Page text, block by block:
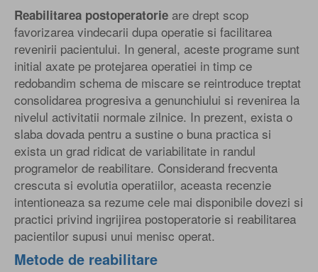
Reabilitarea postoperatorie are drept scop
favorizarea vindecarii dupa operatie si facilitarea
revenirii pacientului. In general, aceste programe sunt
initial axate pe protejarea operatiei in timp ce
redobandim schema de miscare se reintroduce treptat
consolidarea progresiva a genunchiului si revenirea la
nivelul activitatii normale zilnice. In prezent, exista o
slaba dovada pentru a sustine o buna practica si
exista un grad ridicat de variabilitate in randul
programelor de reabilitare. Considerand frecventa
crescuta si evolutia operatiilor, aceasta recenzie
intentioneaza sa rezume cele mai disponibile dovezi si
practici privind ingrijirea postoperatorie si reabilitarea
pacientilor supusi unui menisc operat.
Metode de reabilitare